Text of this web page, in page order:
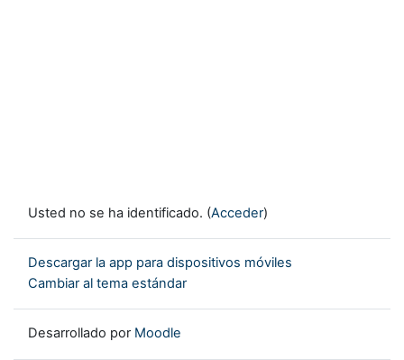
Usted no se ha identificado. (Acceder)
Descargar la app para dispositivos móviles
Cambiar al tema estándar
Desarrollado por Moodle